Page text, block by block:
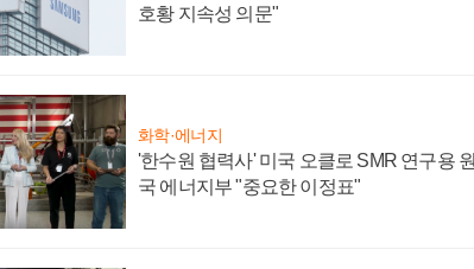
호황 지속성 의문"
화학·에너지
'한수원 협력사' 미국 오클로 SMR 연구용
국 에너지부 "중요한 이정표"